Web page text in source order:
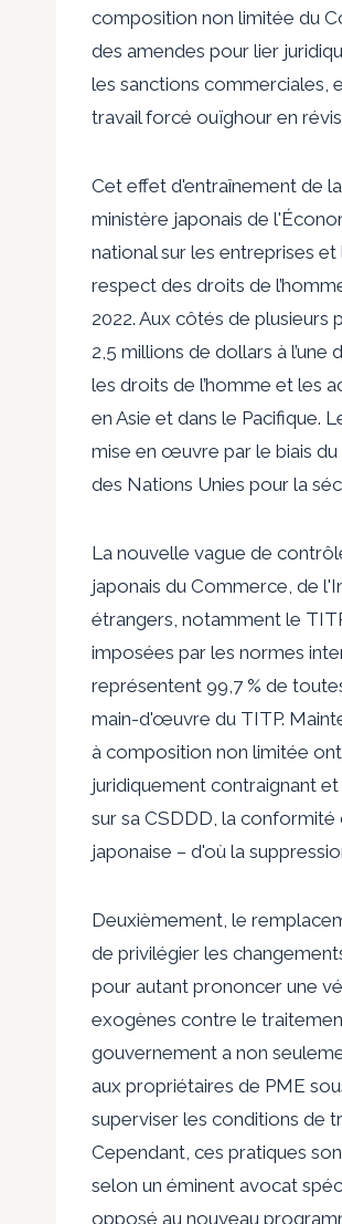
composition non limitée du
des amendes pour lier
les sanctions commerciales,
travail forcé ouïghour en
Cet effet d'entraînement de
ministère japonais de
national sur les entreprises
respect des droits de
2022. Aux côtés de
2,5 millions de dollars à
les droits de l’homme et les
en Asie et dans le Pacifique.
mise en œuvre par le biais
des Nations Unies pour la
La nouvelle vague de
japonais du Commerce, de
étrangers, notamment le
imposées par les normes
représentent 99,7 % de
main-d'œuvre du TITP.
à composition non limitée
juridiquement contraignant
sur sa CSDDD, la
japonaise – d'où la
Deuxièmement, le
de privilégier les
pour autant prononcer une
exogènes contre le
gouvernement a non
aux propriétaires de PME
superviser les conditions de
Cependant, ces pratiques
selon un éminent avocat
opposé au nouveau